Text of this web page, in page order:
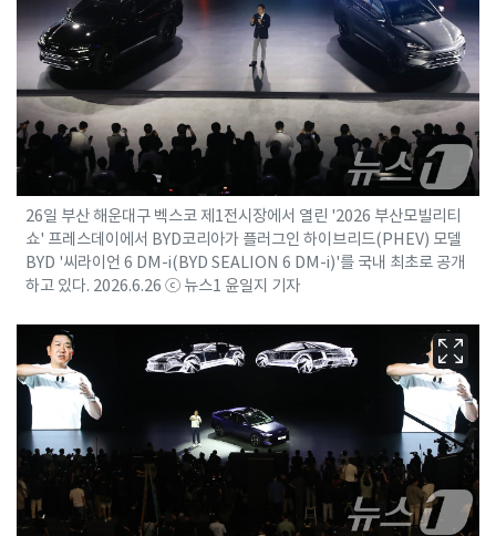
26일 부산 해운대구 벡스코 제1전시장에서 열린 '2026 부산모빌리티
쇼' 프레스데이에서 BYD코리아가 플러그인 하이브리드(PHEV) 모델
BYD '씨라이언 6 DM-i(BYD SEALION 6 DM-i)'를 국내 최초로 공개
하고 있다. 2026.6.26 ⓒ 뉴스1 윤일지 기자